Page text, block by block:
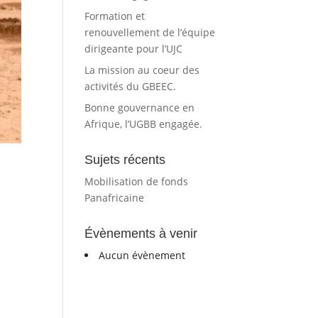
Formation et
renouvellement de l’équipe
dirigeante pour l’UJC
La mission au coeur des
activités du GBEEC.
Bonne gouvernance en
Afrique, l’UGBB engagée.
Sujets récents
Mobilisation de fonds
Panafricaine
Évènements à venir
Aucun évènement